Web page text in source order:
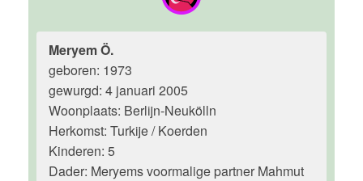
Meryem Ö.
geboren: 1973
gewurgd: 4 januari 2005
Woonplaats: Berlijn-Neukölln
Herkomst: Turkije / Koerden
Kinderen: 5
Dader: Meryems voormalige partner Mahmut